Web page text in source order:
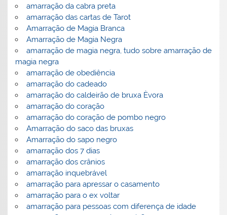
amarração da cabra preta
amarração das cartas de Tarot
Amarração de Magia Branca
Amarração de Magia Negra
amarração de magia negra, tudo sobre amarração de
magia negra
amarração de obediência
amarração do cadeado
amarração do caldeirão de bruxa Èvora
amarração do coração
amarração do coração de pombo negro
Amarração do saco das bruxas
Amarração do sapo negro
amarração dos 7 dias
amarração dos crânios
amarração inquebrável
amarração para apressar o casamento
amarração para o ex voltar
amarração para pessoas com diferença de idade